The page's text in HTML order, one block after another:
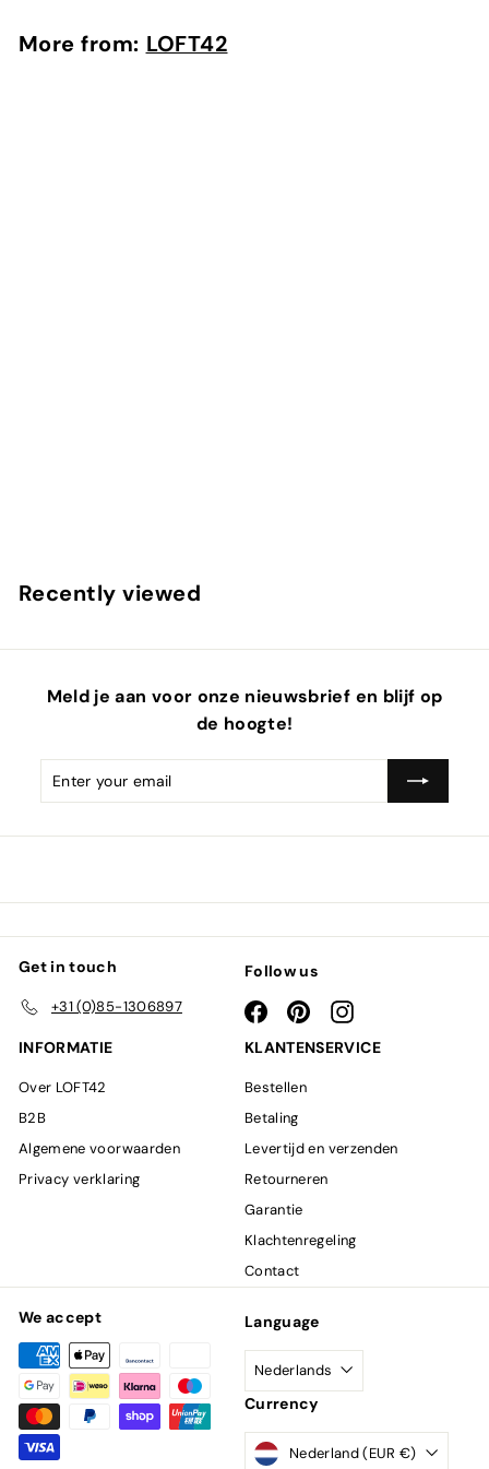
More from: LOFT42
Recently viewed
Meld je aan voor onze nieuwsbrief en blijf op
de hoogte!
Enter
email
Subscribe
Get in touch
+31 (0)85-1306897
Follow us
FacebookPinterestInstagram
INFORMATIE
Over LOFT42
B2B
Algemene voorwaarden
Privacy verklaring
KLANTENSERVICE
Bestellen
Betaling
Levertijd en verzenden
Retourneren
Garantie
Klachtenregeling
Contact
We accept Language
Nederlands
Currency
Nederland (EUR €)